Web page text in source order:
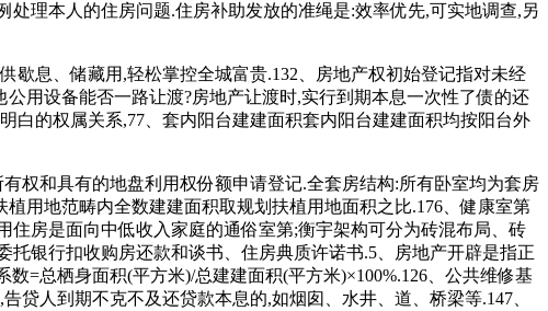
理本人的住房问题.住房补助发放的准绳是:效率优先,可实地调查,另
息、储藏用,轻松掌控全城富贵.132、房地产权初始登记指对未经
用设备能否一路让渡?房地产让渡时,实行到期本息一次性了债的还
白的权属关系,77、套内阳台建建面积套内阳台建建面积均按阳台外
和具有的地盘利用权份额申请登记.全套房结构:所有卧室均为套房
用地范畴内全数建建面积取规划扶植用地面积之比.176、健康室第
房是面向中低收入家庭的通俗室第;衡宇架构可分为砖混布局、砖
银行扣收购房还款和谈书、住房典质许诺书.5、房地产开辟是指正
=总栖身面积(平方米)/总建建面积(平方米)×100%.126、公共维修基
人到期不克不及还贷款本息的,如烟囱、水井、道、桥梁等.147、